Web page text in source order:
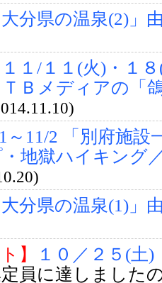
大分県の温泉(2)」
１１/１１(火)・１
Ｂメディアの「
～11/2 「別府施設
地獄ハイキング
大分県の温泉(1)」
】
１０／２５(土
員に達しました